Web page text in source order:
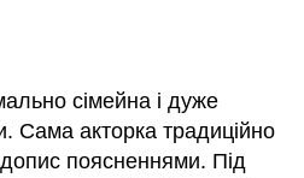
сімейна і дуже
Сама акторка традиційно
поясненнями. Під